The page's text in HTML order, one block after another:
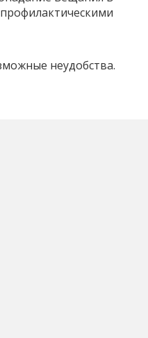
неудобства.